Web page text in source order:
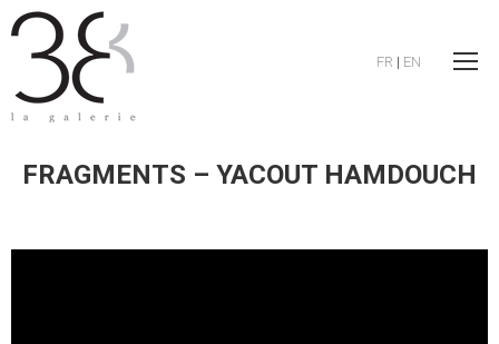
FR | EN
FRAGMENTS – YACOUT HAMDOUCH